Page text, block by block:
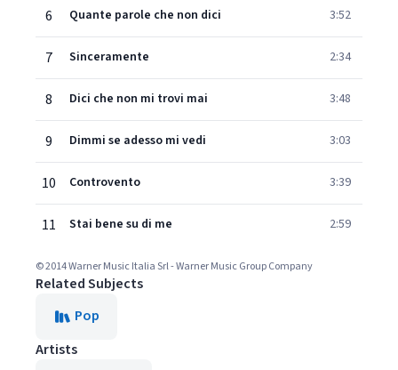
6 Quante parole che non dici 3:52
7 Sinceramente 2:34
8 Dici che non mi trovi mai 3:48
9 Dimmi se adesso mi vedi 3:03
10 Controvento 3:39
11 Stai bene su di me 2:59
© 2014 Warner Music Italia Srl - Warner Music Group Company
Related Subjects
Pop
Artists